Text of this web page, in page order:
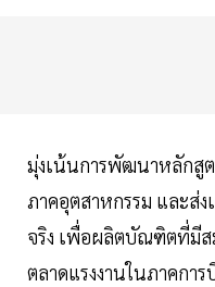
มุ่งเน้นการพัฒนาหลักสู
ภาคอุตสาหกรรม และส่ง
จริง เพื่อผลิตบัณฑิตที่มีส
ตลาดแรงงานในภาคกา